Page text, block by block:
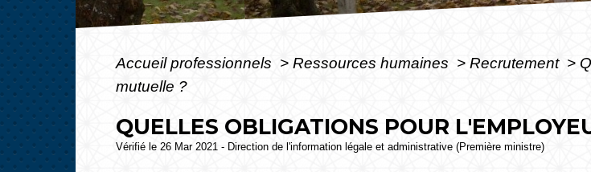
Accueil professionnels > Ressources humaines > Recrutement >
mutuelle ?
QUELLES OBLIGATIONS POUR
Vérifié le 26 Mar 2021 - Direction de l'information légale et administrative (Première ministre)